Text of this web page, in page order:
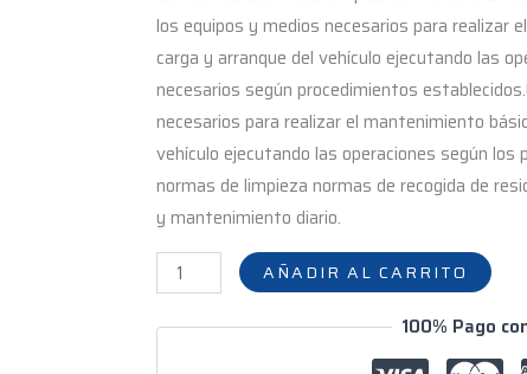
los equipos y medios necesarios para
carga y arranque del vehículo ejecutando las
necesarios según procedimientos
necesarios para realizar el mantenimiento
vehículo ejecutando las operaciones según
normas de limpieza normas de recogida de
y mantenimiento diario.
AÑADIR AL CARRITO
100% Pago